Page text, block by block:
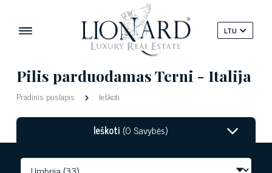
LTU
Pilis parduodamas Terni - Italija
Pradinis puslapis Ieškoti
Ieškoti (0 Savybės)